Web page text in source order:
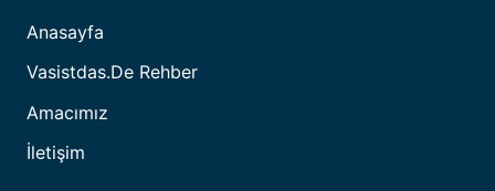
Anasayfa
Vasistdas.de Rehber
Amacımız
İletişim